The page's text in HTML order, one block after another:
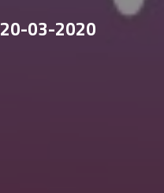
20-03-2020